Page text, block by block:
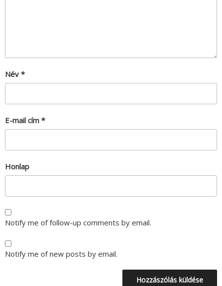
Név *
E-mail cím *
Honlap
Notify me of follow-up comments by email.
Notify me of new posts by email.